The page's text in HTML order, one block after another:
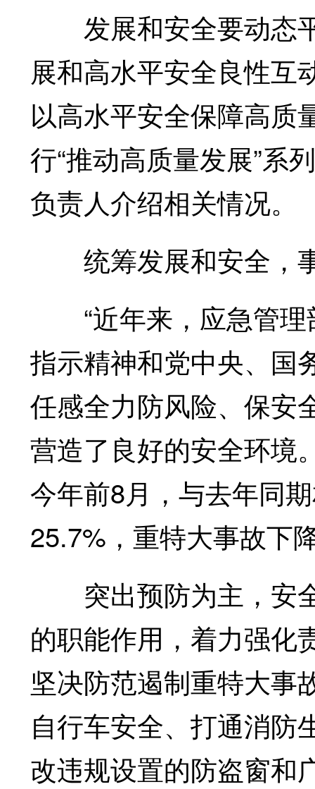
发展和安全要动态
展和高水平安全良性互
以高水平安全保障高质
行“推动高质量发展”系
负责人介绍相关情况。
统筹发展和安全，
“近年来，应急管理
指示精神和党中央、国
任感全力防风险、保安
营造了良好的安全环境
今年前8月，与去年同
25.7%，重特大事故下
突出预防为主，安
的职能作用，着力强化
坚决防范遏制重特大事
自行车安全、打通消防
改违规设置的防盗窗和